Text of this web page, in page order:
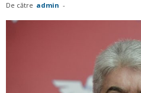
De către admin -